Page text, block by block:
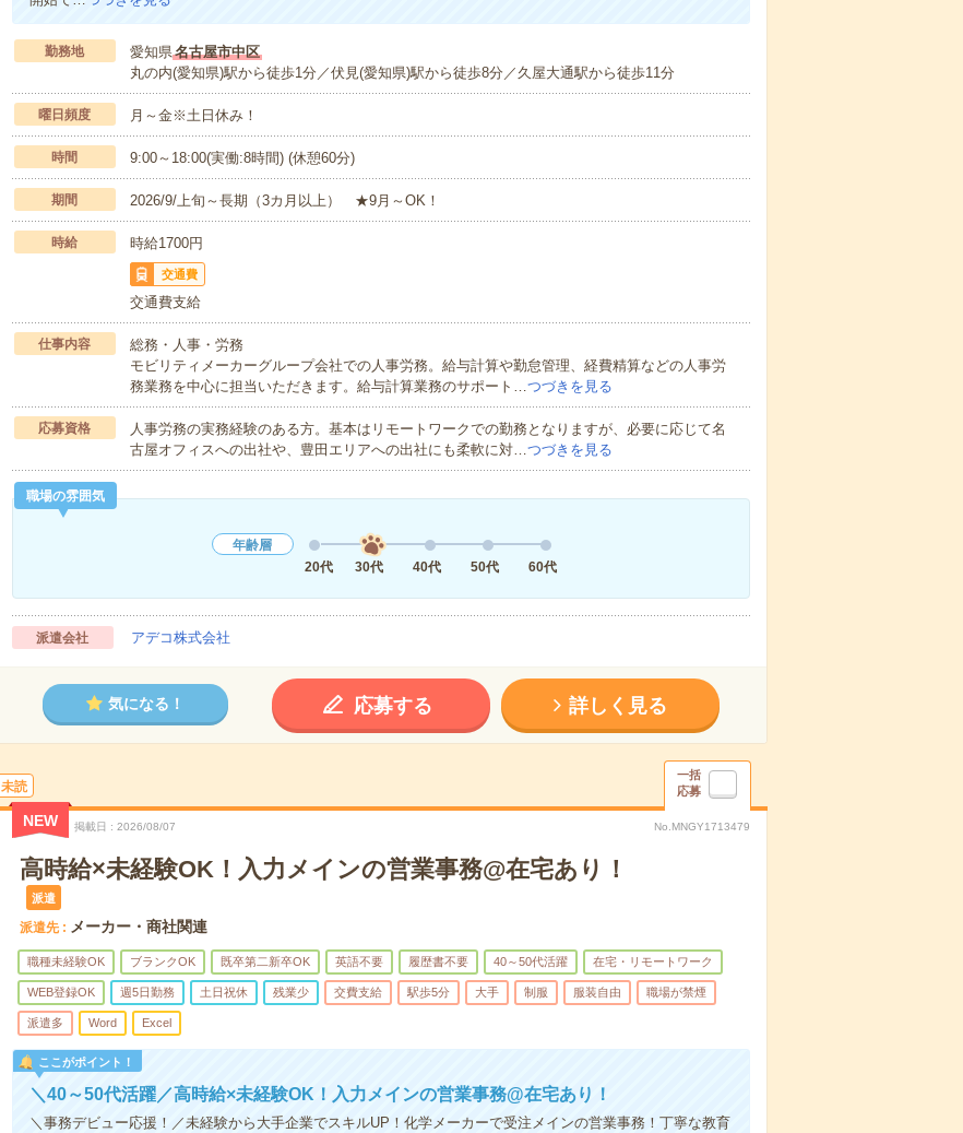
勤務地 愛知県名古屋市中区
丸の内(愛知県)駅から徒歩1分／伏見(愛知県)駅から徒歩8分／久屋大通駅から徒歩11分
曜日頻度 月～金※土日休み！
時間 9:00～18:00(実働:8時間) (休憩60分)
期間 2026/9/上旬～長期（3カ月以上） ★9月～OK！
時給 時給1700円
交通費
交通費支給
仕事内容
総務・人事・労務
モビリティメーカーグループ会社での人事労務。給与計算や勤怠管理、経費精算などの人事労
務業務を中心に担当いただきます。給与計算業務のサポート…つづきを見る
応募資格
人事労務の実務経験のある方。基本はリモートワークでの勤務となりますが、必要に応じて名
古屋オフィスへの出社や、豊田エリアへの出社にも柔軟に対…つづきを見る
職場の雰囲気
年齢層
20代
30代 40代 50代 60代
派遣会社 アデコ株式会社
気になる！ 応募する 詳しく見る
未読
一括
応募
NEW 掲載日 2026/08/07 No.MNGY1713479
高時給×未経験OK！入力メインの営業事務@在宅あり！
派遣
派遣先 メーカー・商社関連
職種未経験OK ブランクOK 既卒第二新卒OK 英語不要 履歴書不要 40～50代活躍 在宅・リモートワーク
WEB登録OK 週5日勤務 土日祝休 残業少 交費支給 駅歩5分 大手 制服 服装自由 職場が禁煙
派遣多 Word Excel
ここがポイント！
＼40～50代活躍／高時給×未経験OK！入力メインの営業事務@在宅あり！
＼事務デビュー応援！／未経験から大手企業でスキルUP！化学メーカーで受注メインの営業事務！丁寧な教育